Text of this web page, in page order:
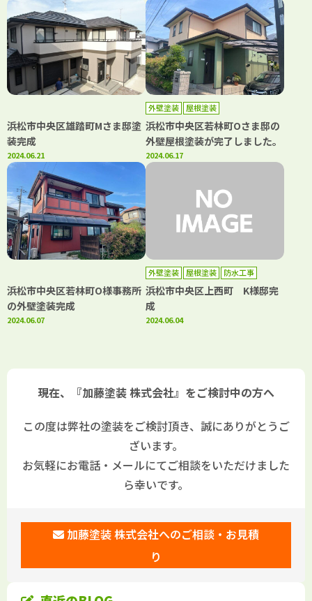
浜松市中央区雄踏町Mさま邸塗
装完成
2024.06.21
外壁塗装 屋根塗装
浜松市中央区若林町Oさま邸の
外壁屋根塗装が完了しました。
2024.06.17
浜松市中央区若林町O様事務所
の外壁塗装完成
2024.06.07
外壁塗装 屋根塗装 防水工事
浜松市中央区上西町 K様邸完
成
2024.06.04
現在、『加藤塗装 株式会社』をご検討中の方へ
この度は弊社の塗装をご検討頂き、誠にありがとうご
ざいます。
お気軽にお電話・メールにてご相談をいただけました
ら幸いです。
加藤塗装 株式会社へのご相談・お見積
り